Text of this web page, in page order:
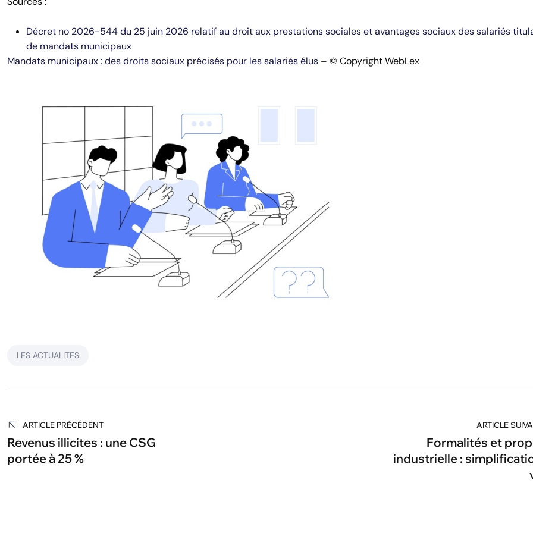
Décret no 2026-544 du 25 juin 2026 relatif au droit aux prestations sociales et avantages sociaux des salariés
de mandats municipaux
Mandats municipaux : des droits sociaux précisés pour les salariés élus – © Copyright WebLex
LES ACTUALITES
de
l’article
ARTICLE PRÉCÉDENT
Revenus illicites : une CSG
portée à 25 %
ARTICLE
Formalités et
industrielle :